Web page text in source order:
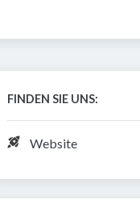
FINDEN SIE UNS:
Website